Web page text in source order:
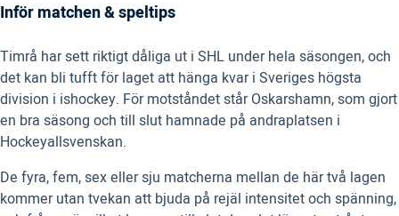
Inför matchen & speltips
Timrå har sett riktigt dåliga ut i SHL under hela säsongen, och
det kan bli tufft för laget att hänga kvar i Sveriges högsta
division i ishockey. För motståndet står Oskarshamn, som gjort
en bra säsong och till slut hamnade på andraplatsen i
Hockeyallsvenskan.
De fyra, fem, sex eller sju matcherna mellan de här två lagen
kommer utan tvekan att bjuda på rejäl intensitet och spänning,